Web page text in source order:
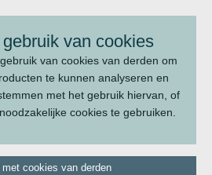
van cookies
van cookies van derden om
te kunnen analyseren en
met het gebruik hiervan, of
cookies te gebruiken.
cookies van derden